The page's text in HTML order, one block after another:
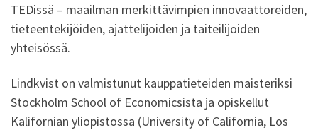
TEDissä – maailman merkittävimpien innovaattoreiden,
tieteentekijöiden, ajattelijoiden ja taiteilijoiden
yhteisössä.
Lindkvist on valmistunut kauppatieteiden maisteriksi
Stockholm School of Economicsista ja opiskellut
Kalifornian yliopistossa (University of California, Los